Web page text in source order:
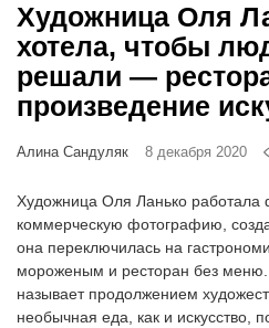
Художница Оля
хотела, чтобы
решали —
произведение
Алина Сандуляк 8 декабря 2020
Художница Оля Ланько работала
коммерческую фотографию,
она переключилась на
мороженым и ресторан без
называет продолжением
необычная еда, как и искусство,